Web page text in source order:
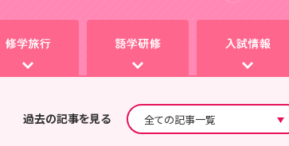
過去の記事を見る